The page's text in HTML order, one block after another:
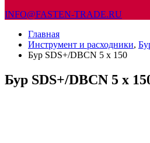
INFO@FASTEN-TRADE.RU
Главная
Инструмент и расходники,
Бур SDS+/DBCN 5 x 150
Бур SDS+/DBCN 5 x